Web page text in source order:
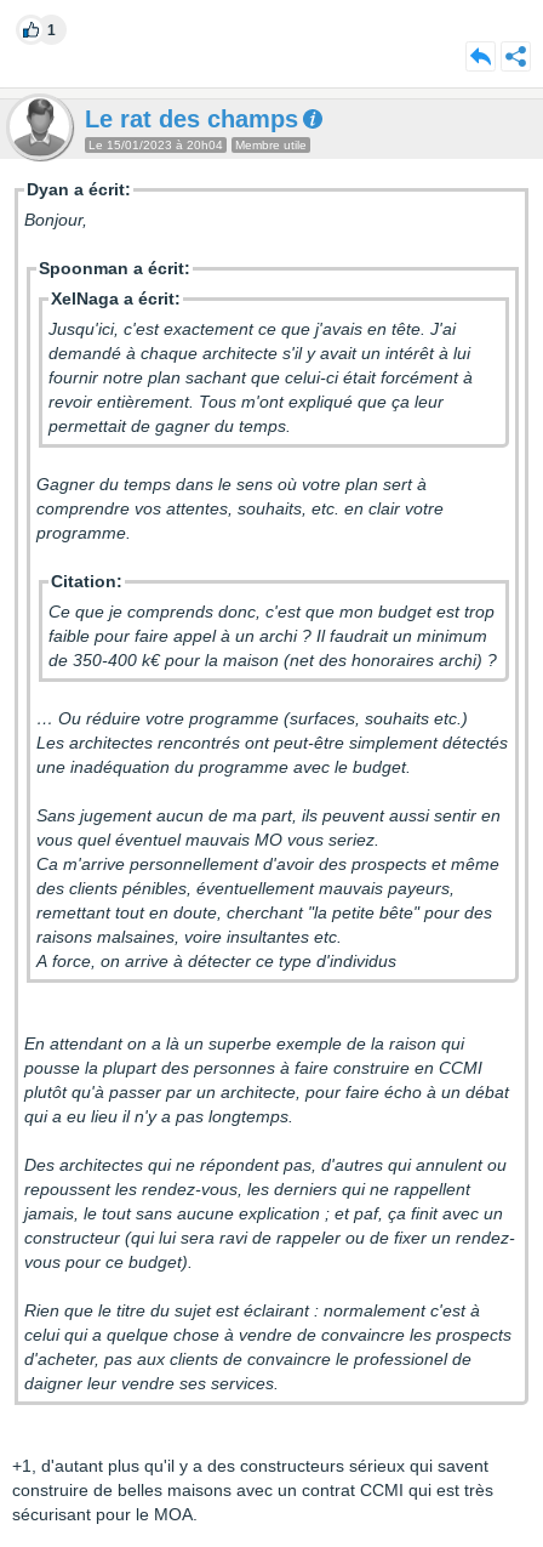
1
Le rat des champs
Le 15/01/2023 à 20h04 Membre utile
Dyan a écrit:
Bonjour,
Spoonman a écrit:
XelNaga a écrit:
Jusqu'ici, c'est exactement ce que j'avais en tête. J'ai
demandé à chaque architecte s'il y avait un intérêt à lui
fournir notre plan sachant que celui-ci était forcément à
revoir entièrement. Tous m'ont expliqué que ça leur
permettait de gagner du temps.
Gagner du temps dans le sens où votre plan sert à
comprendre vos attentes, souhaits, etc. en clair votre
programme.
Citation:
Ce que je comprends donc, c'est que mon budget est trop
faible pour faire appel à un archi ? Il faudrait un minimum
de 350-400 k€ pour la maison (net des honoraires archi) ?
… Ou réduire votre programme (surfaces, souhaits etc.)
Les architectes rencontrés ont peut-être simplement détectés
une inadéquation du programme avec le budget.
Sans jugement aucun de ma part, ils peuvent aussi sentir en
vous quel éventuel mauvais MO vous seriez.
Ca m'arrive personnellement d'avoir des prospects et même
des clients pénibles, éventuellement mauvais payeurs,
remettant tout en doute, cherchant "la petite bête" pour des
raisons malsaines, voire insultantes etc.
A force, on arrive à détecter ce type d'individus
En attendant on a là un superbe exemple de la raison qui
pousse la plupart des personnes à faire construire en CCMI
plutôt qu'à passer par un architecte, pour faire écho à un débat
qui a eu lieu il n'y a pas longtemps.
Des architectes qui ne répondent pas, d'autres qui annulent ou
repoussent les rendez-vous, les derniers qui ne rappellent
jamais, le tout sans aucune explication ; et paf, ça finit avec un
constructeur (qui lui sera ravi de rappeler ou de fixer un rendez-
vous pour ce budget).
Rien que le titre du sujet est éclairant : normalement c'est à
celui qui a quelque chose à vendre de convaincre les prospects
d'acheter, pas aux clients de convaincre le professionel de
daigner leur vendre ses services.
+1, d'autant plus qu'il y a des constructeurs sérieux qui savent
construire de belles maisons avec un contrat CCMI qui est très
sécurisant pour le MOA.